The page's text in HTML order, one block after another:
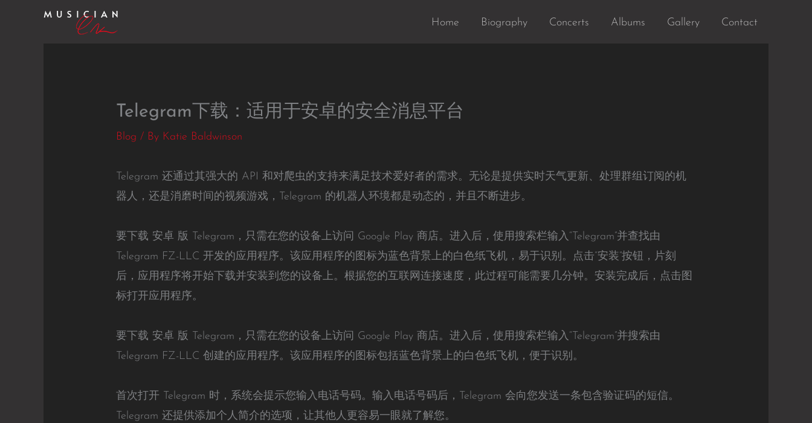
Home Biography Concerts Albums Gallery Contact
Telegram下载：适用于安卓的安全消息平台
Blog / By Katie Baldwinson
Telegram 还通过其强大的 API 和对爬虫的支持来满足技术爱好者的需求。无论是提供实时天气更新、处理群组订阅的机
器人，还是消磨时间的视频游戏，Telegram 的机器人环境都是动态的，并且不断进步。
要下载 安卓 版 Telegram，只需在您的设备上访问 Google Play 商店。进入后，使用搜索栏输入“Telegram”并查找由
Telegram FZ-LLC 开发的应用程序。该应用程序的图标为蓝色背景上的白色纸飞机，易于识别。点击“安装”按钮，片刻
后，应用程序将开始下载并安装到您的设备上。根据您的互联网连接速度，此过程可能需要几分钟。安装完成后，点击图
标打开应用程序。
要下载 安卓 版 Telegram，只需在您的设备上访问 Google Play 商店。进入后，使用搜索栏输入“Telegram”并搜索由
Telegram FZ-LLC 创建的应用程序。该应用程序的图标包括蓝色背景上的白色纸飞机，便于识别。
首次打开 Telegram 时，系统会提示您输入电话号码。输入电话号码后，Telegram 会向您发送一条包含验证码的短信。
Telegram 还提供添加个人简介的选项，让其他人更容易一眼就了解您。